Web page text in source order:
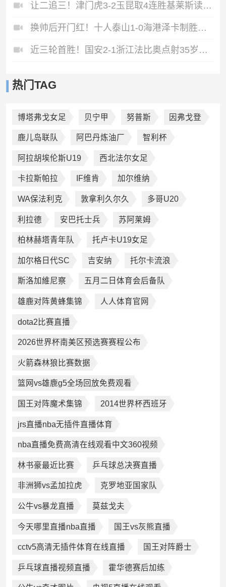
让二追三！津门虎3-2玉昆取4连胜基莱斯读秒绝杀萨尔瓦多破门
换帅后开门红！十人泰山1-0海港泽卡制胜于金永扑点海港三球被吹
近三轮首胜！国安2-1浙江法比奥点射35岁张稀哲制胜王钰栋送助攻
热门TAG
博塔弗戈女足 贝宁甲 努普斯 因弗戈登
鹿儿岛联队 阿巴丹炼油厂 智利杯
阿拉胡埃伦斯U19 西北法尔女足
卡拉斯帕拉 IF维肯 加尔维纳
WA保法利克 敦拿利久尔久 多哥U20
利拉德 安巴托士兵 苏阿莱姆
柏林赫塔青年队 托卢卡U19女足
加尔格日代SC 吉安纳 托尔卡流浪
斯洛加維尼察 五月二日体育会后备队
雄鹿对阵黄蜂集锦 人人体育官网
dota2比赛直播
2026世界杯南美区预选赛赛程公布
火箭森林狼比赛数据
篮网vs雄鹿g5全场回放免费观看
国王对阵魔术集锦 2014世界杯西班牙
jrs直播nba无插件直播体育
nba直播免费高清在线观看中文360视频
林书豪最近比赛 乒乓球总决赛直播
非洲狮vs孟加拉虎 克罗地亚国家队
公牛vs暴龙直播 莫兹戈夫
今天哪里直播nba直播 国王vs灰熊直播
cctv5高清无插件体育在线直播 国王对阵爵士
乒乓球直播视频直播 霍华德赛后加练